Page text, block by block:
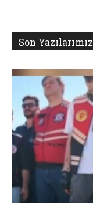
Son Yazılarımız